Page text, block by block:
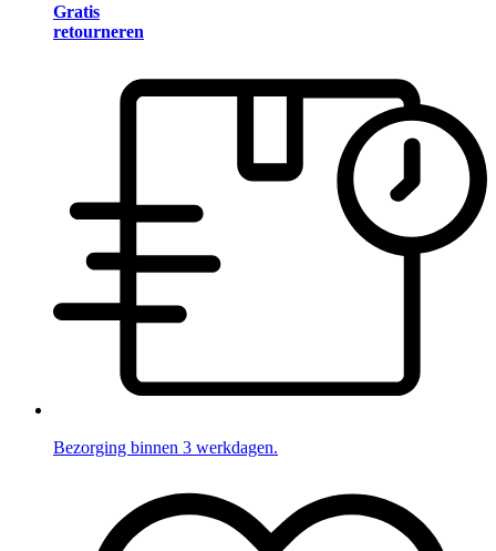
Gratis
retourneren
Bezorging binnen 3 werkdagen.